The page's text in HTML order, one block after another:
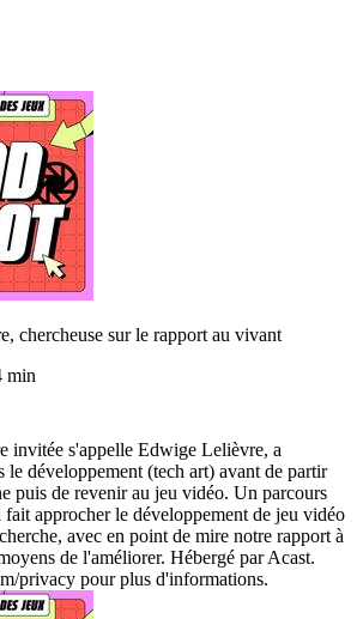
chercheuse sur le rapport au vivant
min
invitée s'appelle Edwige Lelièvre, a
le développement (tech art) avant de partir
puis de revenir au jeu vidéo. Un parcours
approcher le développement de jeu vidéo
avec en point de mire notre rapport à
de l'améliorer. Hébergé par Acast.
privacy pour plus d'informations.